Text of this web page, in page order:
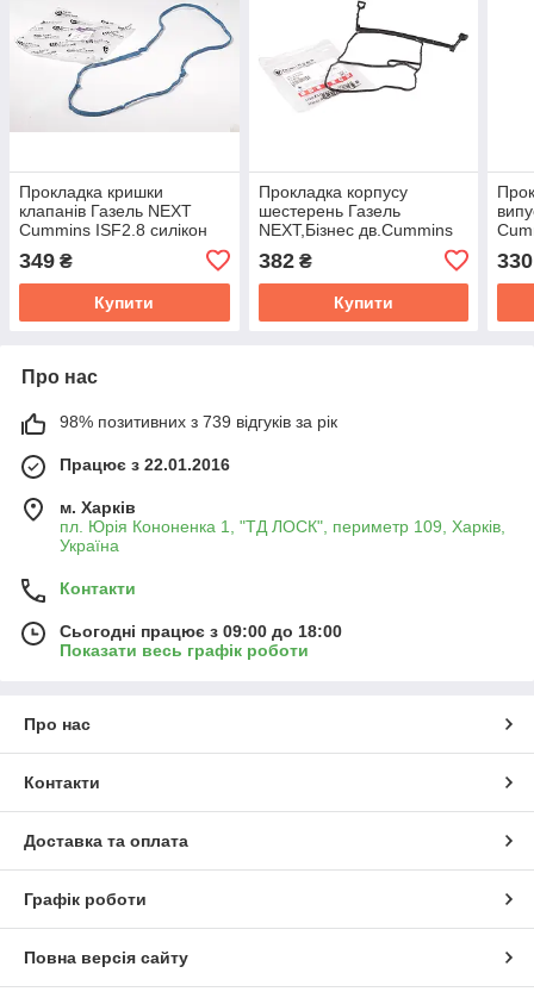
Прокладка кришки
клапанiв Газель NEXT
Cummins ISF2.8 силiкон
5255312
349 ₴
Купити
Прокладка корпусу
шестерень Газель
NEXT,Бізнес дв.Cummins
382₴
Купити
330
Про нас
98% позитивних з 739 відгуків за рік
Працює з 22.01.2016
м. Харків
пл. Юрія Кононенка 1, "ТД ЛОСК", периметр 109, Харків,
Україна
Контакти
Сьогодні працює з 09:00 до 18:00
Показати весь графік роботи
Про нас
Контакти
Доставка та оплата
Графік роботи
Повна версія сайту